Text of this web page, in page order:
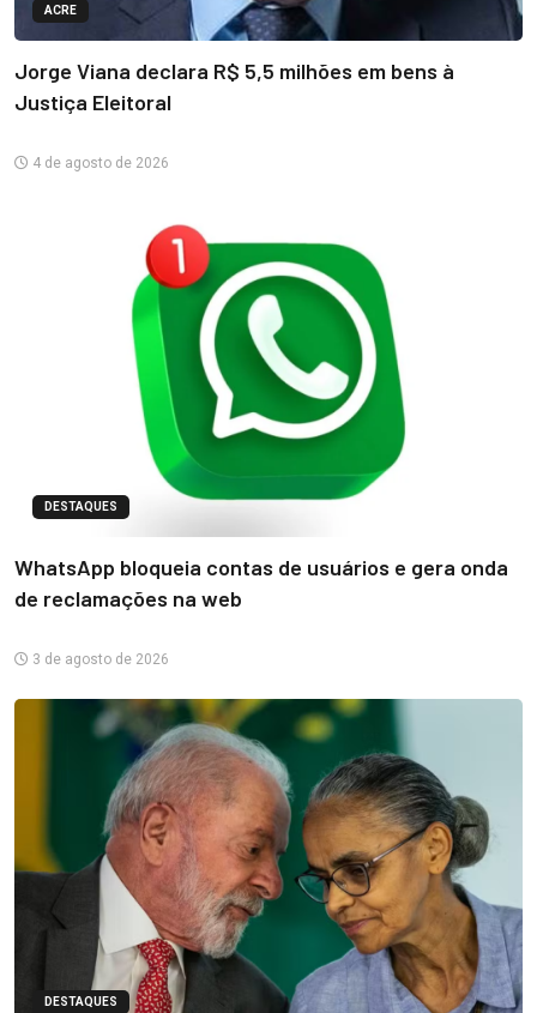
ACRE
Jorge Viana declara R$ 5,5 milhões em bens à
Justiça Eleitoral
4 de agosto de 2026
DESTAQUES
WhatsApp bloqueia contas de usuários e gera onda
de reclamações na web
3 de agosto de 2026
DESTAQUES